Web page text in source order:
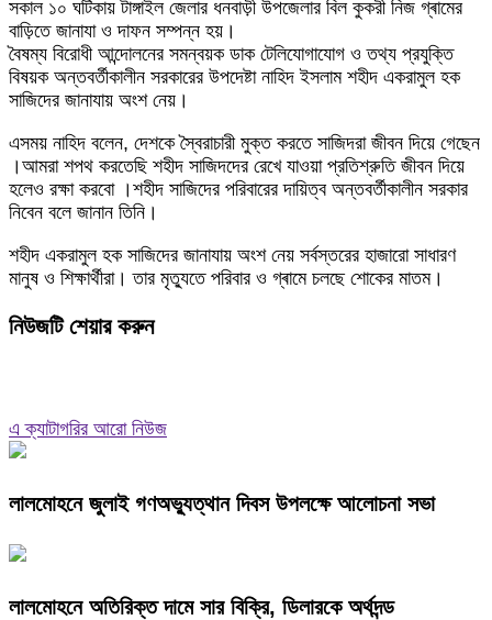
সকাল ১০ ঘটিকায় টাঙ্গাইল জেলার ধনবাড়ী উপজেলার বিল কুকরী নিজ গ্ৰামের
বাড়িতে জানাযা ও দাফন সম্পন্ন হয়।
বৈষম্য বিরোধী আন্দোলনের সমন্বয়ক ডাক টেলিযোগাযোগ ও তথ্য প্রযুক্তি
বিষয়ক অন্তবর্তীকালীন সরকারের উপদেষ্টা নাহিদ ইসলাম শহীদ একরামুল হক
সাজিদের জানাযায় অংশ নেয়।
এসময় নাহিদ বলেন, দেশকে স্বৈরাচারী মুক্ত করতে সাজিদরা জীবন দিয়ে গেছেন
।আমরা শপথ করতেছি শহীদ সাজিদদের রেখে যাওয়া প্রতিশ্রুতি জীবন দিয়ে
হলেও রক্ষা করবো ।শহীদ সাজিদের পরিবারের দায়িত্ব অন্তবর্তীকালীন সরকার
নিবেন বলে জানান তিনি।
শহীদ একরামুল হক সাজিদের জানাযায় অংশ নেয় সর্বস্তরের হাজারো সাধারণ
মানুষ ও শিক্ষার্থীরা। তার মৃত্যুতে পরিবার ও গ্ৰামে চলছে শোকের মাতম।
নিউজটি শেয়ার করুন
এ ক্যাটাগরির আরো নিউজ
লালমোহনে জুলাই গণঅভ্যুত্থান দিবস উপলক্ষে আলোচনা সভা
লালমোহনে অতিরিক্ত দামে সার বিক্রি, ডিলারকে অর্থদন্ড